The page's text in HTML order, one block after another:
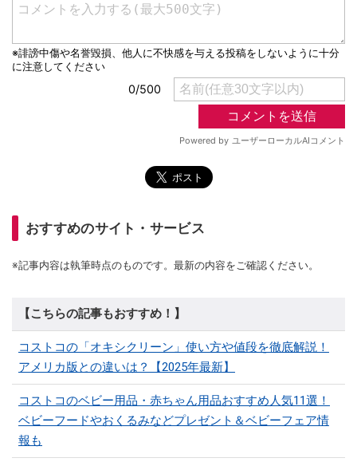
おすすめのサイト・サービス
※記事内容は執筆時点のものです。最新の内容をご確認ください。
【こちらの記事もおすすめ！】
コストコの「オキシクリーン」使い方や値段を徹底解説！
アメリカ版との違いは？【2025年最新】
コストコのベビー用品・赤ちゃん用品おすすめ人気11選！
ベビーフードやおくるみなどプレゼント＆ベビーフェア情
報も